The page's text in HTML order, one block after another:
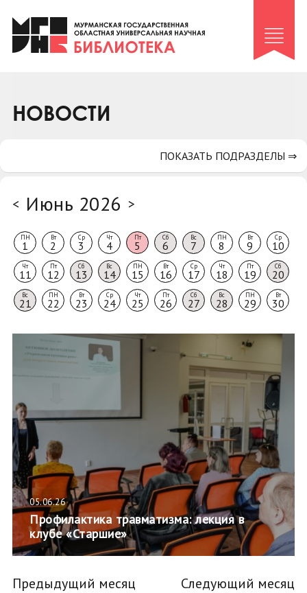
Клуб «Гиря и сельдерей»
Клуб «Семейный архив»
Коллегам
НОВОСТИ
< Июнь 2026 >
ПН
1
Вт
2
Ср
3
Чт
4
Пт
5
Сб
6
Вс
7
ПН
8
Вт
9
Ср
10
Чт
11
Пт
12
Сб
13
Вс
14
ПН
15
Вт
16
Ср
17
Чт
18
Пт
19
Сб
20
Вс
21
ПН
22
Вт
23
Ср
24
Чт
25
Пт
26
Сб
27
Вс
28
ПН
29
Вт
30
05.06.26
Профилактика травматизма: лекция в
клубе «Старшие»
Предыдущий месяц Следующий месяц
ПОКАЗАТЬ ПОДРАЗДЕЛЫ ⇒